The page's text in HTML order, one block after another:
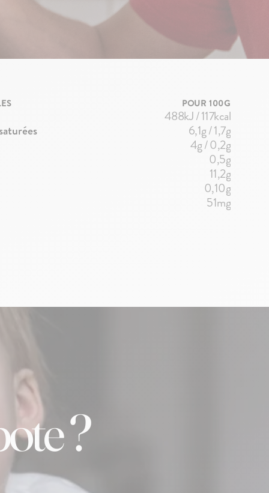
POUR 100G
488kJ / 117kcal
6,1g / 1,7g
4g / 0,2g
0,5g
11,2g
0,10g
51mg
?